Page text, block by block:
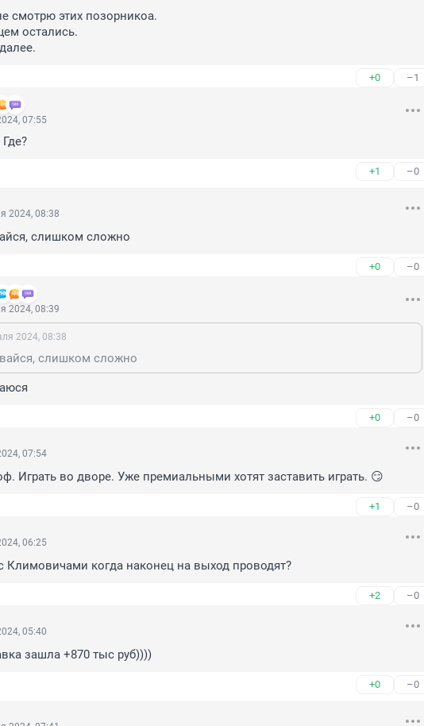
смотрю этих позорникоа.
остались.
+0 –1
07:55
+1 –0
2024, 08:38
слишком сложно
+0 –0
2024, 08:39
2024, 08:38
слишком сложно
+0 –0
07:54
Играть во дворе. Уже премиальными хотят заставить играть. 😏
+1 –0
06:25
Климовичами когда наконец на выход проводят?
+2 –0
05:40
зашла +870 тыс руб))))
+0 –0